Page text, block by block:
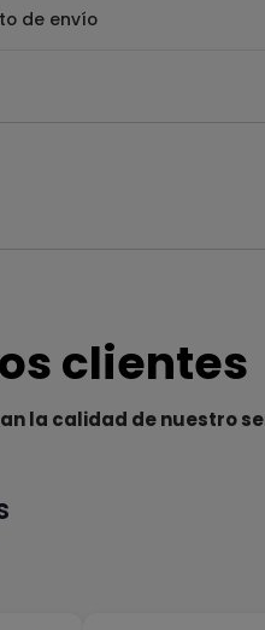
de envío
clientes
la calidad de nuestro